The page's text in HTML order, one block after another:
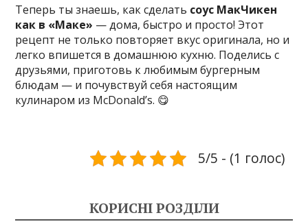
Теперь ты знаешь, как сделать соус МакЧикен
как в «Маке» — дома, быстро и просто! Этот
рецепт не только повторяет вкус оригинала, но и
легко впишется в домашнюю кухню. Поделись с
друзьями, приготовь к любимым бургерным
блюдам — и почувствуй себя настоящим
кулинаром из McDonald’s. 😋
5/5 - (1 голос)
КОРИСНІ РОЗДІЛИ